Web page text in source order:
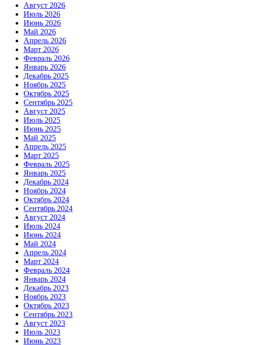
Август 2026
Июль 2026
Июнь 2026
Май 2026
Апрель 2026
Март 2026
Февраль 2026
Январь 2026
Декабрь 2025
Ноябрь 2025
Октябрь 2025
Сентябрь 2025
Август 2025
Июль 2025
Июнь 2025
Май 2025
Апрель 2025
Март 2025
Февраль 2025
Январь 2025
Декабрь 2024
Ноябрь 2024
Октябрь 2024
Сентябрь 2024
Август 2024
Июль 2024
Июнь 2024
Май 2024
Апрель 2024
Март 2024
Февраль 2024
Январь 2024
Декабрь 2023
Ноябрь 2023
Октябрь 2023
Сентябрь 2023
Август 2023
Июль 2023
Июнь 2023